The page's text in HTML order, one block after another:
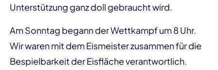
Unterstützung ganz doll gebraucht wird.
Am Sonntag begann der Wettkampf um 8 Uhr.
Wir waren mit dem Eismeister zusammen für die
Bespielbarkeit der Eisfläche verantwortlich.